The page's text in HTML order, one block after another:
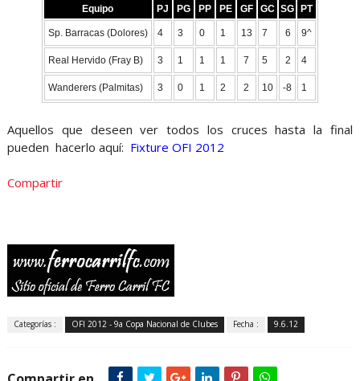
Equipo PJ PG PP PE GF GC SG PT
Sp. Barracas (Dolores) 4 3 0 1 13 7 6 9^
Real Hervido (Fray B) 3 1 1 1 7 5 2 4
Wanderers (Palmitas) 3 0 1 2 2 10 -8 1
Aquellos que deseen ver todos los cruces hasta la final
pueden hacerlo aquí: Fixture OFI 2012
Compartir
Categorías : OFI 2012 - 9a Copa Nacional de Clubes Fecha : 9.6.12